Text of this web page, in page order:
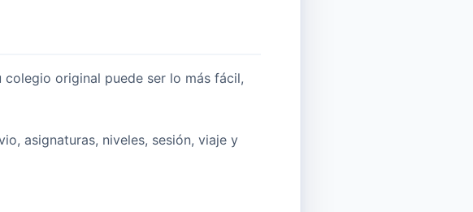
original puede ser lo más fácil,
asignaturas, niveles, sesión, viaje y